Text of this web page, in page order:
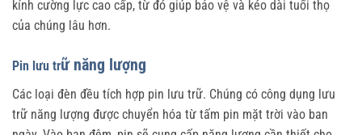
kính cường lực cao cấp, từ đó giúp bảo vệ và kéo dài tuổi thọ
của chúng lâu hơn.
Pin lưu trữ năng lượng
Các loại đèn đều tích hợp pin lưu trữ. Chúng có công dụng lưu
trữ năng lượng được chuyển hóa từ tấm pin mặt trời vào ban